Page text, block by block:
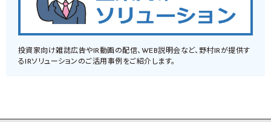
投資家向け雑誌広告やIR動画の配信、WEB説明会など、野村IRが提供す
るIRソリューションのご活用事例をご紹介します。